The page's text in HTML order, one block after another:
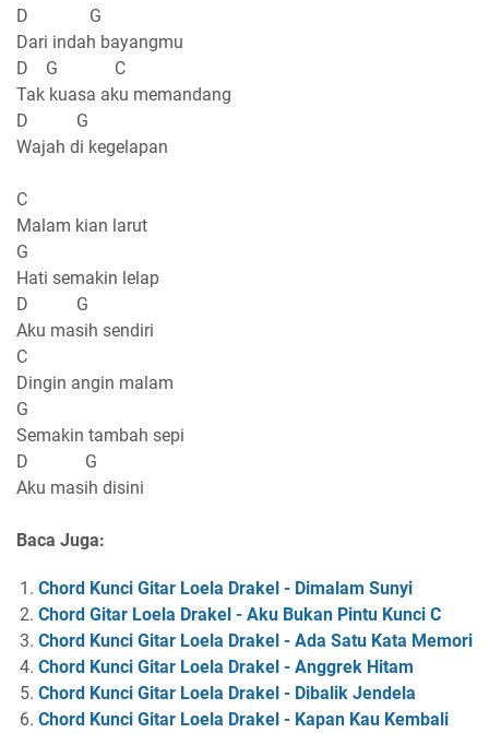
D G
Dari indah bayangmu
D G C
Tak kuasa aku memandang
D G
Wajah di kegelapan
C
Malam kian larut
G
Hati semakin lelap
D G
Aku masih sendiri
C
Dingin angin malam
G
Semakin tambah sepi
D G
Aku masih disini
Baca Juga:
Chord Kunci Gitar Loela Drakel - Dimalam Sunyi
Chord Gitar Loela Drakel - Aku Bukan Pintu Kunci C
Chord Kunci Gitar Loela Drakel - Ada Satu Kata Memori
Chord Kunci Gitar Loela Drakel - Anggrek Hitam
Chord Kunci Gitar Loela Drakel - Dibalik Jendela
Chord Kunci Gitar Loela Drakel - Kapan Kau Kembali